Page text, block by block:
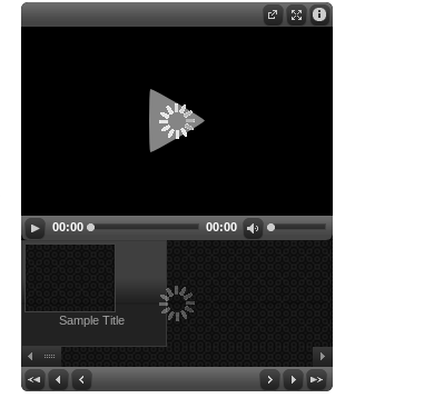
00:00 00:00
Sample Title